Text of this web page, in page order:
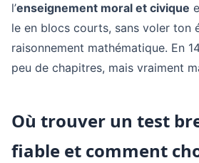
l’enseignement moral et civique
le en blocs courts, sans voler ton
raisonnement mathématique. En
peu de chapitres, mais vraiment
Où trouver un test
fiable et comment